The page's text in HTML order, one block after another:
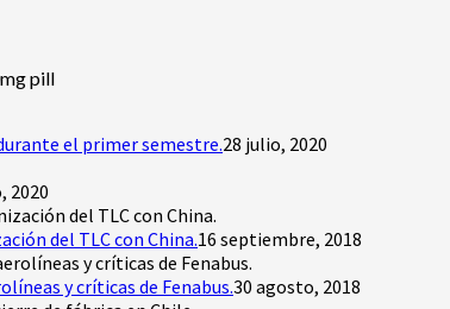
pill
el primer semestre.28 julio, 2020
2020
del TLC con China.16 septiembre, 2018
y críticas de Fenabus.30 agosto, 2018